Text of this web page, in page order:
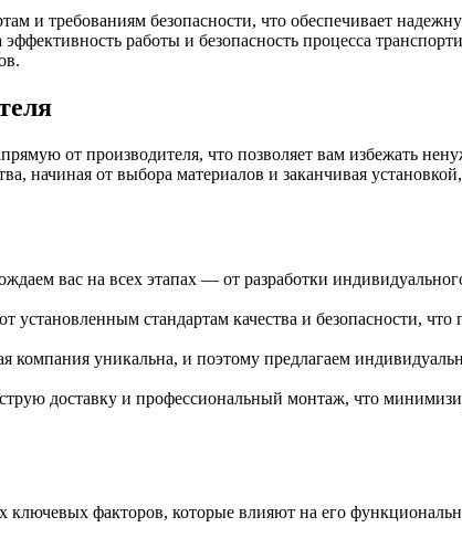
и требованиям безопасности, что обеспечивает
работы и безопасность процесса
от производителя, что позволяет вам избежать
начиная от выбора материалов и заканчивая
вас на всех этапах — от разработки
установленным стандартам качества и безопасности,
уникальна, и поэтому предлагаем
доставку и профессиональный монтаж, что
ключевых факторов, которые влияют на его